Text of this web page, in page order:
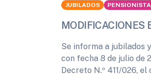
JUBILADOS
MODIFICACIONES
Se informa a jubilados
con fecha 8 de julio de
Decreto N.º 411/026,